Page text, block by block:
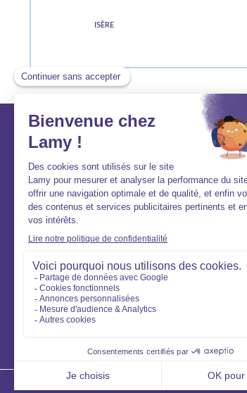
ISÈRE
Lamy et vous
Aide et contact
FAQ
Qui sommes-nous ?
Nous rejoindre